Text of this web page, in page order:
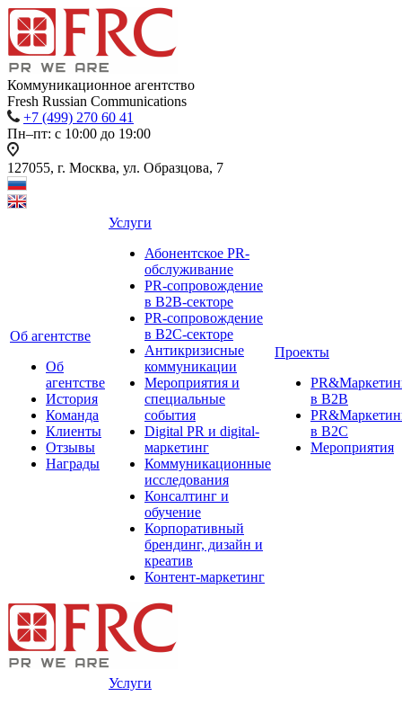
Коммуникационное агентство
Fresh Russian Communications
+7 (499) 270 60 41
Пн–пт: с 10:00 до 19:00
127055, г. Москва, ул. Образцова, 7
Об агентстве
Об
агентстве
История
Команда
Клиенты
Отзывы
Награды
Услуги
Абонентское PR-
обслуживание
PR-сопровождение
в B2B-секторе
PR-сопровождение
в B2С-секторе
Антикризисные
коммуникации
Мероприятия и
специальные
события
Digital PR и digital-
маркетинг
Коммуникационные
исследования
Консалтинг и
обучение
Корпоративный
брендинг, дизайн и
креатив
Контент-маркетинг
Проекты
в B2B
в B2C
Мероприятия
Услуги